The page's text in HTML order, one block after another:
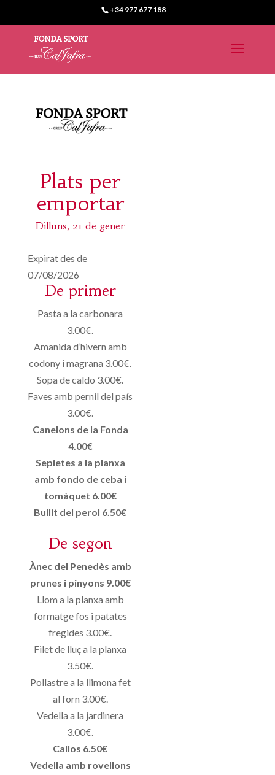
+34 977 677 188
Plats per
emportar
Dilluns, 21 de gener
Expirat des de
07/08/2026
De primer
Pasta a la carbonara
3.00€.
Amanida d’hivern amb
codony i magrana 3.00€.
Sopa de caldo 3.00€.
Faves amb pernil del país
3.00€.
Canelons de la Fonda
4.00€
Sepietes a la planxa
amb fondo de ceba i
tomàquet 6.00€
Bullit del perol 6.50€
De segon
Ànec del Penedès amb
prunes i pinyons 9.00€
Llom a la planxa amb
formatge fos i patates
fregides 3.00€.
Filet de lluç a la planxa
3.50€.
Pollastre a la llimona fet
al forn 3.00€.
Vedella a la jardinera
3.00€.
Callos 6.50€
Vedella amb rovellons